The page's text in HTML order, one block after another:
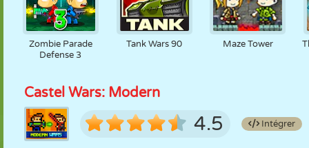
Zombie Parade
Defense 3
Tank Wars 90 Maze Tower
Castel Wars: Modern
4.5 Intégrer